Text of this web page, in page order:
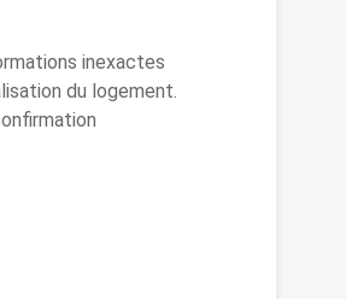
inexactes
du logement.